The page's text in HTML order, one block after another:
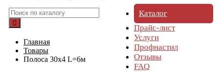
Каталог
Прайс-лист
Услуги
Профнастил
Отзывы
FAQ
Главная
Товары
Полоса 30х4 L=6м